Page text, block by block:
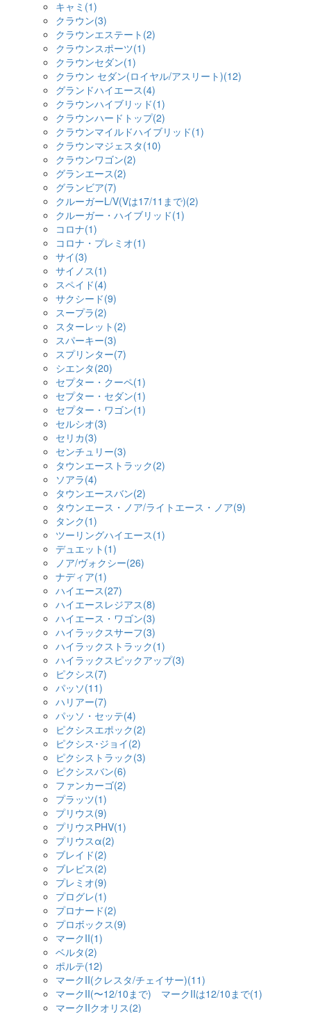
キャミ(1)
クラウン(3)
クラウンエステート(2)
クラウンスポーツ(1)
クラウンセダン(1)
クラウン セダン(ロイヤル/アスリート)(12)
グランドハイエース(4)
クラウンハイブリッド(1)
クラウンハードトップ(2)
クラウンマイルドハイブリッド(1)
クラウンマジェスタ(10)
クラウンワゴン(2)
グランエース(2)
グランビア(7)
クルーガーL/V(Vは17/11まで)(2)
クルーガー・ハイブリッド(1)
コロナ(1)
コロナ・プレミオ(1)
サイ(3)
サイノス(1)
スペイド(4)
サクシード(9)
スープラ(2)
スターレット(2)
スパーキー(3)
スプリンター(7)
シエンタ(20)
セプター・クーペ(1)
セプター・セダン(1)
セプター・ワゴン(1)
セルシオ(3)
セリカ(3)
センチュリー(3)
タウンエーストラック(2)
ソアラ(4)
タウンエースバン(2)
タウンエース・ノア/ライトエース・ノア(9)
タンク(1)
ツーリングハイエース(1)
デュエット(1)
ノア/ヴォクシー(26)
ナディア(1)
ハイエース(27)
ハイエースレジアス(8)
ハイエース・ワゴン(3)
ハイラックスサーフ(3)
ハイラックストラック(1)
ハイラックスピックアップ(3)
ピクシス(7)
パッソ(11)
ハリアー(7)
パッソ・セッテ(4)
ピクシスエポック(2)
ピクシス･ジョイ(2)
ピクシストラック(3)
ピクシスバン(6)
ファンカーゴ(2)
プラッツ(1)
プリウス(9)
プリウスPHV(1)
プリウスα(2)
ブレイド(2)
ブレビス(2)
プレミオ(9)
プログレ(1)
プロナード(2)
プロボックス(9)
マークII(1)
ベルタ(2)
ポルテ(12)
マークII(クレスタ/チェイサー)(11)
マークII(〜12/10まで) マークIIは12/10まで(1)
マークIIクオリス(2)